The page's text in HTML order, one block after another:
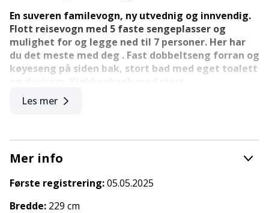
En suveren familevogn, ny utvednig og innvendig.
Flott reisevogn med 5 faste sengeplasser og
mulighet for og legge ned til 7 personer. Her har
du det meste med deg . Fast dobbeltseng forran og
køyeseng på siden bak, stort bad med eget toalett
kjøle/fryseskap, kokemuligheter og vask på
midten og flott sittegruppe på andre siden. Denne
Denne vognen har følgende utstyr:
- Pluspakke
- Tyngere chassi, 1700kg totalvekt
Les mer
Mer info
Første registrering:05.05.2025
Bredde: 229 cm